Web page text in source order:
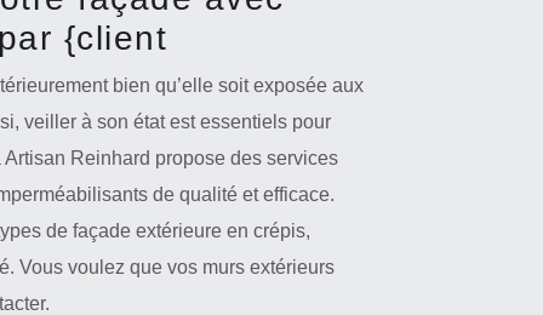
{client
bien qu’elle soit exposée aux
veiller à son état est essentiels pour
Reinhard propose des services
de qualité et efficace.
de façade extérieure en crépis,
Vous voulez que vos murs extérieurs